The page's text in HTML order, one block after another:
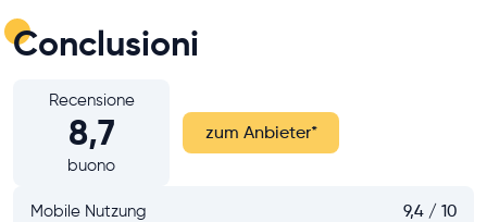
Conclusioni
Recensione
8,7
buono
zum Anbieter*
Mobile Nutzung 9,4 / 10